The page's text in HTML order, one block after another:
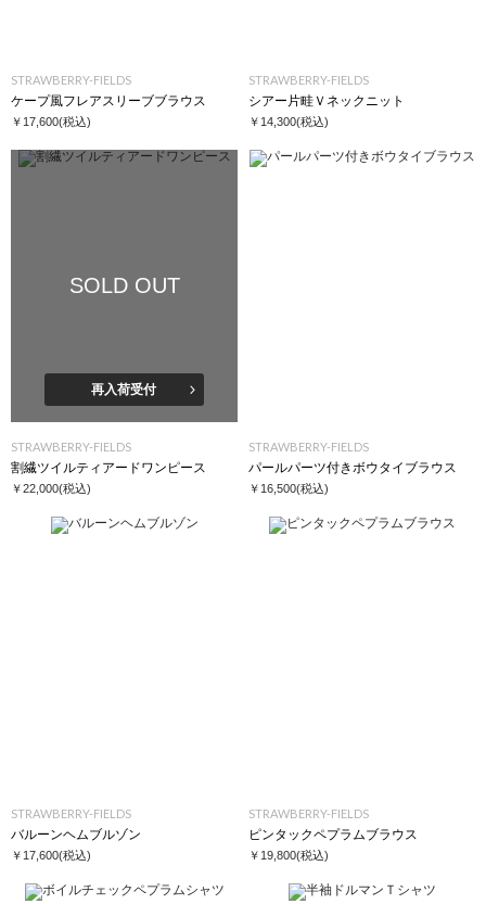
STRAWBERRY-FIELDS
ケープ風フレアスリーブブラウス
￥17,600(税込)
STRAWBERRY-FIELDS
シアー片畦Ｖネックニット
￥14,300(税込)
SOLD OUT
再入荷受付
STRAWBERRY-FIELDS
割繊ツイルティアードワンピース
￥22,000(税込)
STRAWBERRY-FIELDS
パールパーツ付きボウタイブラウス
￥16,500(税込)
STRAWBERRY-FIELDS
バルーンヘムブルゾン
￥17,600(税込)
STRAWBERRY-FIELDS
ピンタックペプラムブラウス
￥19,800(税込)